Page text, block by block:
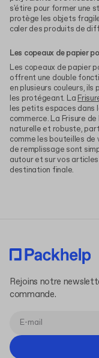
s'étire pour former une
protège les objets
caler des produits de
Les copeaux de papier
Les copeaux de papier
offrent une double
en plusieurs couleurs,
les protégeant. La
les petits espaces dans
commerce. La Frisure
naturelle et robuste,
comme les bouteilles de
de remplissage sont
autour et sur vos
destination finale.
Rejoins notre
commande.